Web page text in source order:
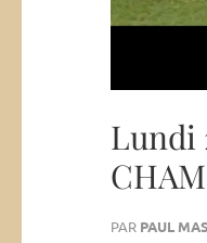
Lundi
PAR PAUL